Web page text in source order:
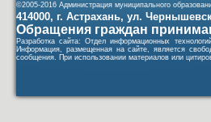
©2005-2016 Администрация муниципального
414000, г. Астрахань, ул.
Обращения граждан
Разработка сайта: Отдел информационных
Информация, размещенная на сайте, является
сообщения. При использовании материалов или